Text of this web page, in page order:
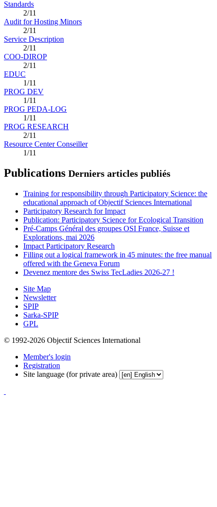
Standards
2/11
Audit for Hosting Minors
2/11
Service Description
2/11
COO-DIROP
2/11
EDUC
1/11
PROG DEV
1/11
PROG PEDA-LOG
1/11
PROG RESEARCH
2/11
Resource Center Conseiller
1/11
Publications Derniers articles publiés
Training for responsibility through Participatory Science: the
educational approach of Objectif Sciences International
Participatory Research for Impact
Publication: Participatory Science for Ecological Transition
Pré-Camps Général des groupes OSI France, Suisse et
Explorations, mai 2026
Impact Participatory Research
Filling out a logical framework in 45 minutes: the free manual
offered with the Geneva Forum
Devenez mentore des Swiss TecLadies 2026-27 !
Site Map
Newsletter
SPIP
Sarka-SPIP
GPL
© 1992-2026 Objectif Sciences International
Member's login
Registration
Site language (for private area)